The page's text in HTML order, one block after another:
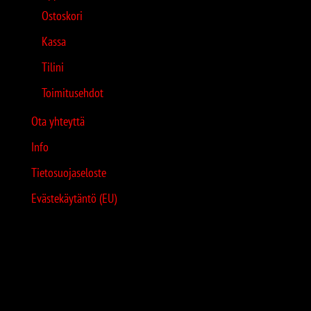
Ostoskori
Kassa
Tilini
Toimitusehdot
Ota yhteyttä
Info
Tietosuojaseloste
Evästekäytäntö (EU)